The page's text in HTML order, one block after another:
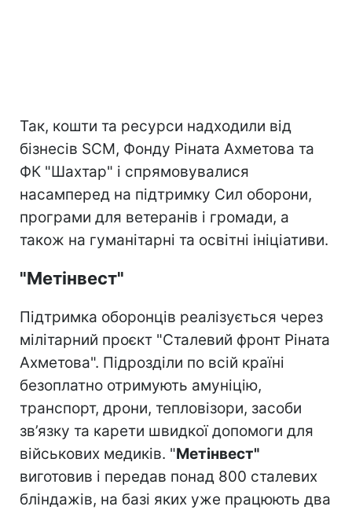
Так, кошти та ресурси надходили від
бізнесів SCM, Фонду Ріната Ахметова та
ФК "Шахтар" і спрямовувалися
насамперед на підтримку Сил оборони,
програми для ветеранів і громади, а
також на гуманітарні та освітні ініціативи.
"Метінвест"
Підтримка оборонців реалізується через
мілітарний проєкт "Сталевий фронт Ріната
Ахметова". Підрозділи по всій країні
безоплатно отримують амуніцію,
транспорт, дрони, тепловізори, засоби
зв’язку та карети швидкої допомоги для
військових медиків. "Метінвест"
виготовив і передав понад 800 сталевих
бліндажів, на базі яких уже працюють два